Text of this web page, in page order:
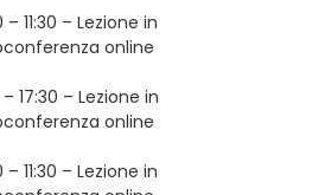
– 11:30 – Lezione in
online
– 17:30 – Lezione in
online
– 11:30 – Lezione in